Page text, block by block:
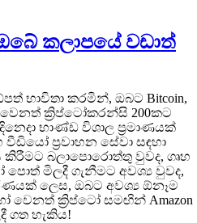
කලාපයේ වඩාත්
භාවිතා කරමින්, ඔබට Bitcoin,
වෙනත් ක්‍රිප්ටෝකරන්සි 200කට
භාණ්ඩ විශාල ප්‍රමාණයක්
ප්‍රවාහන සේවා සඳහා
බලාපොරොත්තු වුවද, ගෘහ
මිලදී ගැනීමට අවශ්‍ය වුවද,
ලෙස, ඔබට අවශ්‍ය ඕනෑම
වෙනත් ක්‍රිප්ටෝ සමඟින් Amazon
ගත හැකිය!